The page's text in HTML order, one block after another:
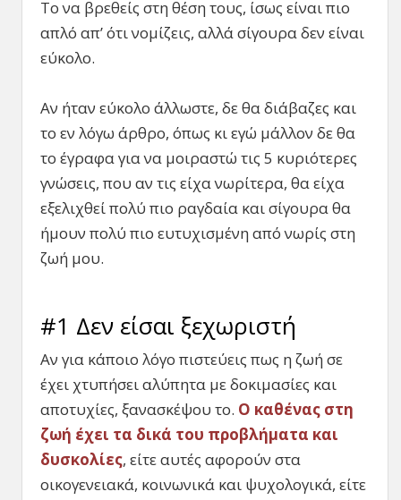
Το να βρεθείς στη θέση τους, ίσως είναι πιο
απλό απ’ ότι νομίζεις, αλλά σίγουρα δεν είναι
εύκολο.
Αν ήταν εύκολο άλλωστε, δε θα διάβαζες και
το εν λόγω άρθρο, όπως κι εγώ μάλλον δε θα
το έγραφα για να μοιραστώ τις 5 κυριότερες
γνώσεις, που αν τις είχα νωρίτερα, θα είχα
εξελιχθεί πολύ πιο ραγδαία και σίγουρα θα
ήμουν πολύ πιο ευτυχισμένη από νωρίς στη
ζωή μου.
#1 Δεν είσαι ξεχωριστή
Αν για κάποιο λόγο πιστεύεις πως η ζωή σε
έχει χτυπήσει αλύπητα με δοκιμασίες και
αποτυχίες, ξανασκέψου το. Ο καθένας στη
ζωή έχει τα δικά του προβλήματα και
δυσκολίες, είτε αυτές αφορούν στα
οικογενειακά, κοινωνικά και ψυχολογικά, είτε